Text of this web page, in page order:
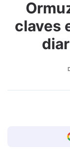
claves